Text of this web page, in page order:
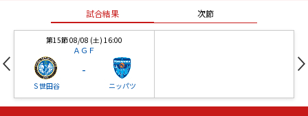
試合結果 次節
第15節 08/08 (土) 16:00
ＡＧＦ
Ｓ世田谷
-
ニッパツ